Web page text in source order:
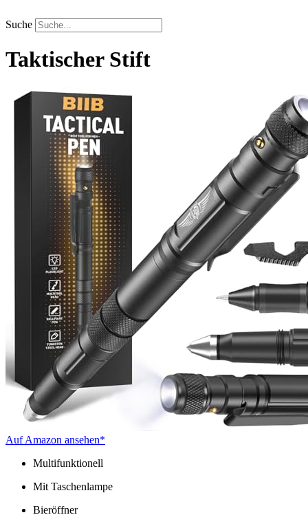
Inhalt
springen
Suche
Taktischer Stift
Auf Amazon ansehen*
Multifunktionell
Mit Taschenlampe
Bieröffner